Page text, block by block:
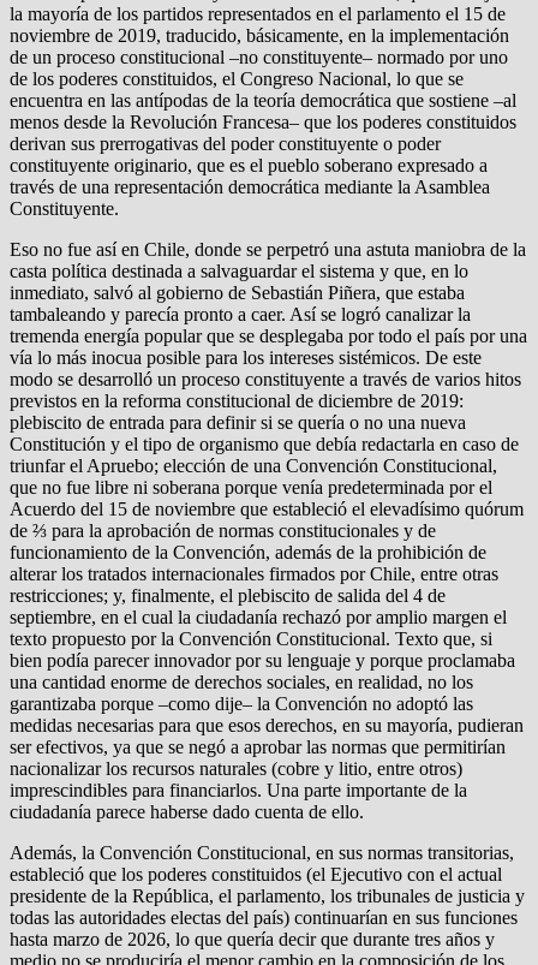
la mayoría de los partidos representados en el parlamento el 15 de
noviembre de 2019, traducido, básicamente, en la implementación
de un proceso constitucional –no constituyente– normado por uno
de los poderes constituidos, el Congreso Nacional, lo que se
encuentra en las antípodas de la teoría democrática que sostiene –al
menos desde la Revolución Francesa– que los poderes constituidos
derivan sus prerrogativas del poder constituyente o poder
constituyente originario, que es el pueblo soberano expresado a
través de una representación democrática mediante la Asamblea
Constituyente.
Eso no fue así en Chile, donde se perpetró una astuta maniobra de la
casta política destinada a salvaguardar el sistema y que, en lo
inmediato, salvó al gobierno de Sebastián Piñera, que estaba
tambaleando y parecía pronto a caer. Así se logró canalizar la
tremenda energía popular que se desplegaba por todo el país por una
vía lo más inocua posible para los intereses sistémicos. De este
modo se desarrolló un proceso constituyente a través de varios hitos
previstos en la reforma constitucional de diciembre de 2019:
plebiscito de entrada para definir si se quería o no una nueva
Constitución y el tipo de organismo que debía redactarla en caso de
triunfar el Apruebo; elección de una Convención Constitucional,
que no fue libre ni soberana porque venía predeterminada por el
Acuerdo del 15 de noviembre que estableció el elevadísimo quórum
de ⅔ para la aprobación de normas constitucionales y de
funcionamiento de la Convención, además de la prohibición de
alterar los tratados internacionales firmados por Chile, entre otras
restricciones; y, finalmente, el plebiscito de salida del 4 de
septiembre, en el cual la ciudadanía rechazó por amplio margen el
texto propuesto por la Convención Constitucional. Texto que, si
bien podía parecer innovador por su lenguaje y porque proclamaba
una cantidad enorme de derechos sociales, en realidad, no los
garantizaba porque –como dije– la Convención no adoptó las
medidas necesarias para que esos derechos, en su mayoría, pudieran
ser efectivos, ya que se negó a aprobar las normas que permitirían
nacionalizar los recursos naturales (cobre y litio, entre otros)
imprescindibles para financiarlos. Una parte importante de la
ciudadanía parece haberse dado cuenta de ello.
Además, la Convención Constitucional, en sus normas transitorias,
estableció que los poderes constituidos (el Ejecutivo con el actual
presidente de la República, el parlamento, los tribunales de justicia y
todas las autoridades electas del país) continuarían en sus funciones
hasta marzo de 2026, lo que quería decir que durante tres años y
medio no se produciría el menor cambio en la composición de los